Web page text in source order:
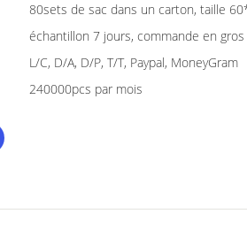
80sets de sac dans un carton, taille
échantillon 7 jours, commande en gros
L/C, D/A, D/P, T/T, Paypal, MoneyGram
240000pcs par mois